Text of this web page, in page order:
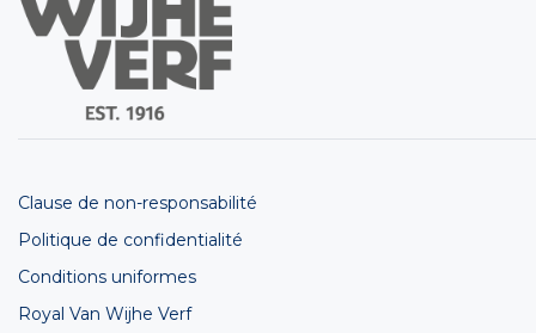
Clause de non-responsabilité
Politique de confidentialité
Conditions uniformes
Royal Van Wijhe Verf